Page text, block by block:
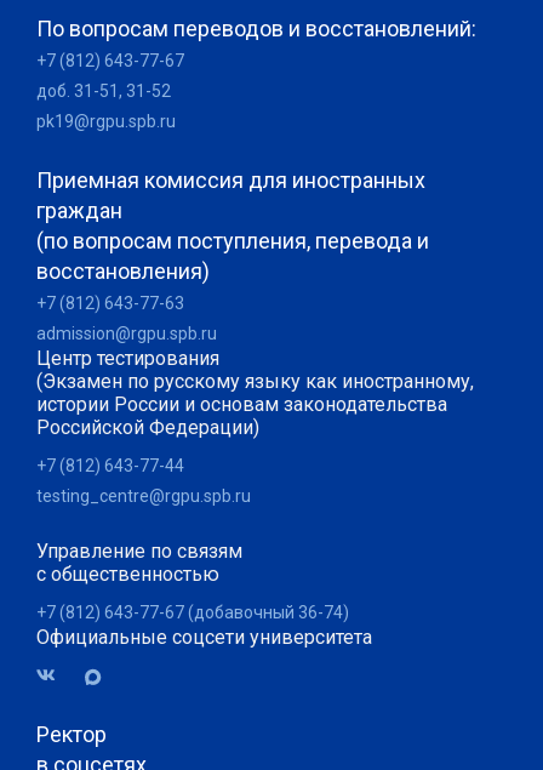
По вопросам переводов и восстановлений:
+7 (812) 643-77-67
доб. 31-51, 31-52
pk19@rgpu.spb.ru
Приемная комиссия для иностранных
граждан
(по вопросам поступления, перевода и
восстановления)
+7 (812) 643-77-63
admission@rgpu.spb.ru
Центр тестирования
(Экзамен по русскому языку как иностранному,
истории России и основам законодательства
Российской Федерации)
+7 (812) 643-77-44
testing_centre@rgpu.spb.ru
Управление по связям
с общественностью
+7 (812) 643-77-67 (добавочный 36-74)
Официальные соцсети университета
Ректор
в соцсетях